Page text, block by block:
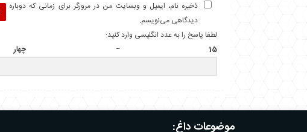
ذخیره نام، ایمیل و وبسایت من در مرورگر برای زمانی که دوباره
دیدگاهی می‌نویسم.
لطفا پاسخ را به عدد انگلیسی وارد کنید:
15 − چهار =
موضوعات داغ: